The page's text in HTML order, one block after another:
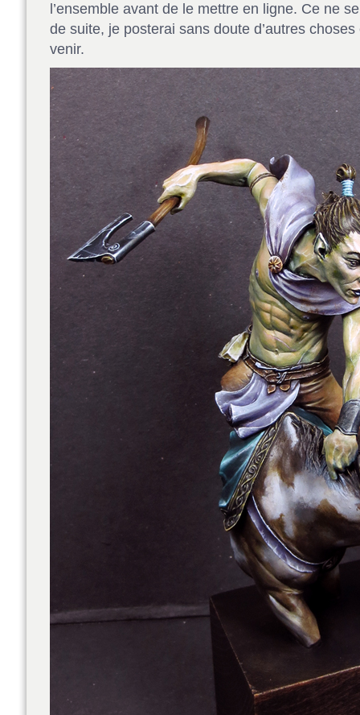
l’ensemble avant de le mettre en ligne. Ce ne
de suite, je posterai sans doute d’autres
venir.